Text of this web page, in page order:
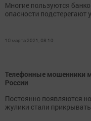
Многие пользуются
опасности подстерегают
10 марта 2021, 08:10
Телефонные мошенники
России
Постоянно появляются
жулики стали